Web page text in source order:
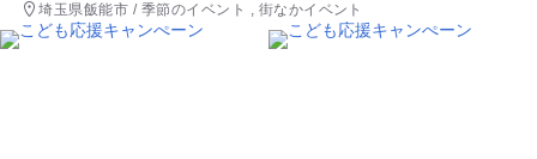
埼玉県飯能市 / 季節のイベント , 街なかイベント